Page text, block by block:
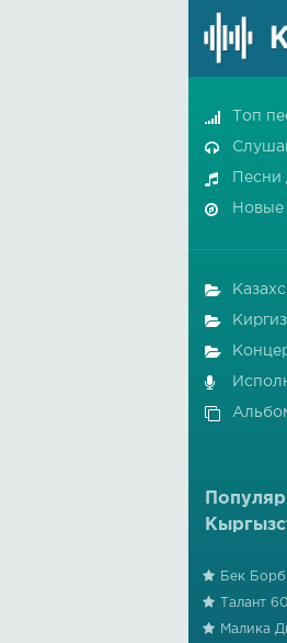
Топ
Песни
Новые
Бек
Талант
Малика